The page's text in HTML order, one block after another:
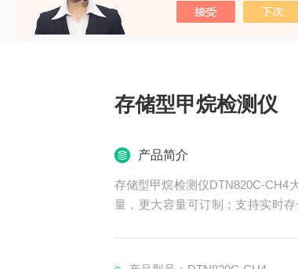
存储型甲烷检测仪
产品简介
存储型甲烷检测仪DTN820C-CH4
量，更大容量可订制；支持实时